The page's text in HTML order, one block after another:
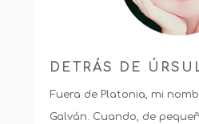
DETRÁS DE
Fuera de Platonia, mi
Galván. Cuando, de